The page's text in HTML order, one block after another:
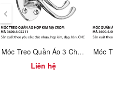
Ưu điểm
Thiết kế gọn gàng, sang trọng
Kết cấu chắc chắn, chịu lực tốt
Móc Treo Quần Áo 3 Chấu Gấp Xếp Mạ Crom – Gắn Tường | Mã 3600.4.02211
Liên hệ